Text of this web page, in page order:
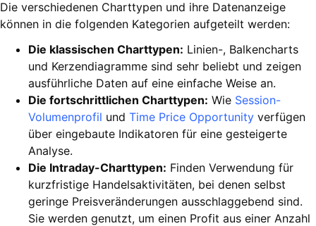
Die verschiedenen Charttypen und ihre Datenanzeige
können in die folgenden Kategorien aufgeteilt werden:
Die klassischen Charttypen: Linien-, Balkencharts
und Kerzendiagramme sind sehr beliebt und zeigen
ausführliche Daten auf eine einfache Weise an.
Die fortschrittlichen Charttypen: Wie Session-
Volumenprofil und Time Price Opportunity verfügen
über eingebaute Indikatoren für eine gesteigerte
Analyse.
Die Intraday-Charttypen: Finden Verwendung für
kurzfristige Handelsaktivitäten, bei denen selbst
geringe Preisveränderungen ausschlaggebend sind.
Sie werden genutzt, um einen Profit aus einer Anzahl